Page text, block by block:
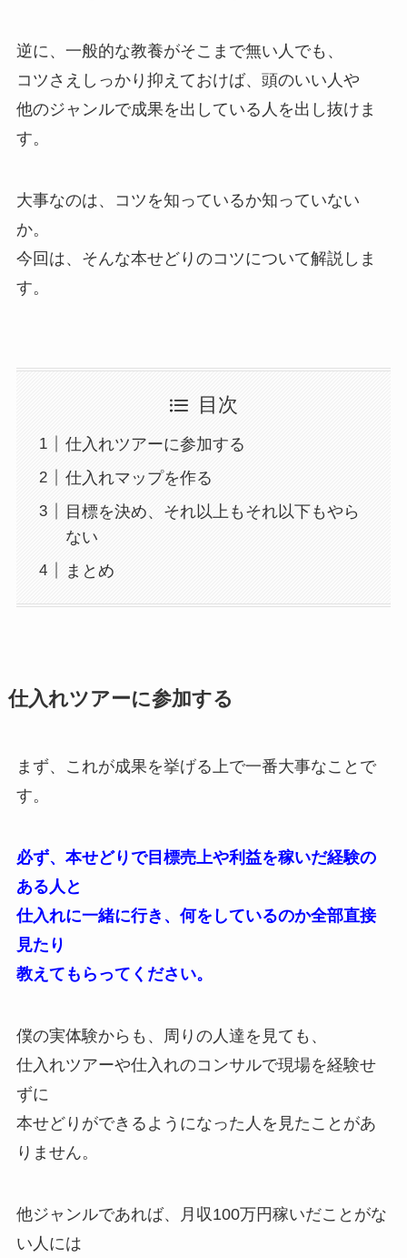
逆に、一般的な教養がそこまで無い人でも、
コツさえしっかり抑えておけば、頭のいい人や
他のジャンルで成果を出している人を出し抜けま
す。
大事なのは、コツを知っているか知っていない
か。
今回は、そんな本せどりのコツについて解説しま
す。
目次
仕入れツアーに参加する
仕入れマップを作る
目標を決め、それ以上もそれ以下もやら
ない
まとめ
仕入れツアーに参加する
まず、これが成果を挙げる上で一番大事なことで
す。
必ず、本せどりで目標売上や利益を稼いだ経験の
ある人と
仕入れに一緒に行き、何をしているのか全部直接
見たり
教えてもらってください。
僕の実体験からも、周りの人達を見ても、
仕入れツアーや仕入れのコンサルで現場を経験せ
ずに
本せどりができるようになった人を見たことがあ
りません。
他ジャンルであれば、月収100万円稼いだことがな
い人には